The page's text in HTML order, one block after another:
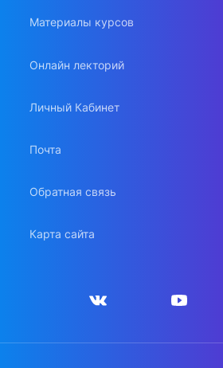
Материалы курсов
Онлайн лекторий
Личный Кабинет
Почта
Обратная связь
Карта сайта